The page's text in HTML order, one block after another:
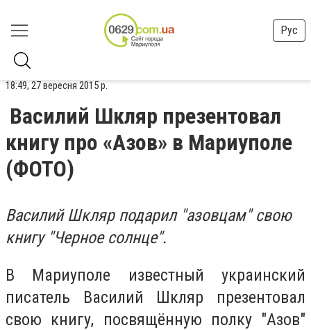
Рус
18:49, 27 вересня 2015 р.
Василий Шкляр презентовал
книгу про «Азов» в Мариуполе
(ФОТО)
Василий Шкляр подарил "азовцам" свою
книгу "Черное солнце".
В Мариуполе известный украинский
писатель Василий Шкляр презентовал
свою книгу, посвящённую полку "Азов"